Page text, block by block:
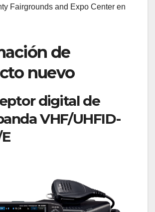
Fairgrounds and Expo Center en
de
nuevo
digital de
VHF/UHFID-